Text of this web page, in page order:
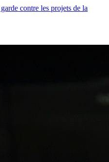
contre les projets de la